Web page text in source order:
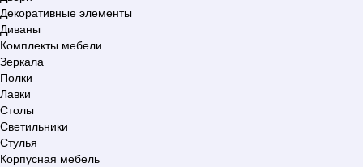
Декоративные элементы
Диваны
Комплекты мебели
Зеркала
Полки
Лавки
Столы
Светильники
Стулья
Корпусная мебель